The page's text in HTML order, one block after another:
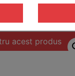
Ohaus 5 OIML
acest produs